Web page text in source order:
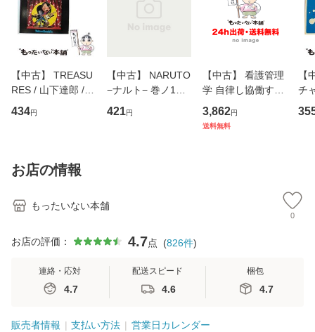
【中古】 TREASU
RES / 山下達郎 /
イーストウエス
ト・ジャパン [CD]
434円
【中古】 NARUTO
−ナルト− 巻ノ1
（ジャンプコミッ
クス） / 岸本 斉史
421円
【中古】 看護管理
学 自律し協働する
専門職の看護マネ
ジメントスキル 改
3,862円
送料無料
【
チ
キ
お店の情報
もったいない本舗
0
お店の評価： 4.7点 (826件)
連絡・応対
4.7
配送スピード
4.6
梱包
4.7
販売者情報 支払い方法 営業日カレンダー